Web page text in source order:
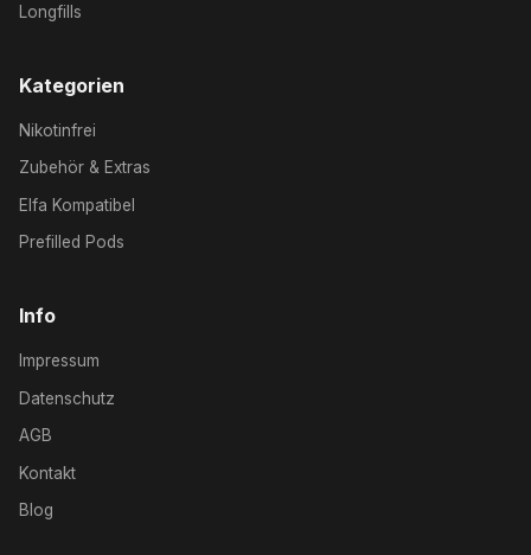
Longfills
Kategorien
Nikotinfrei
Zubehör & Extras
Elfa Kompatibel
Prefilled Pods
Info
Impressum
Datenschutz
AGB
Kontakt
Blog